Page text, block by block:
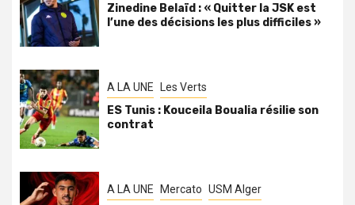
Zinedine Belaïd : « Quitter la JSK est
l’une des décisions les plus difficiles »
A LA UNE Les Verts
ES Tunis : Kouceila Boualia résilie son
contrat
A LA UNE Mercato USM Alger